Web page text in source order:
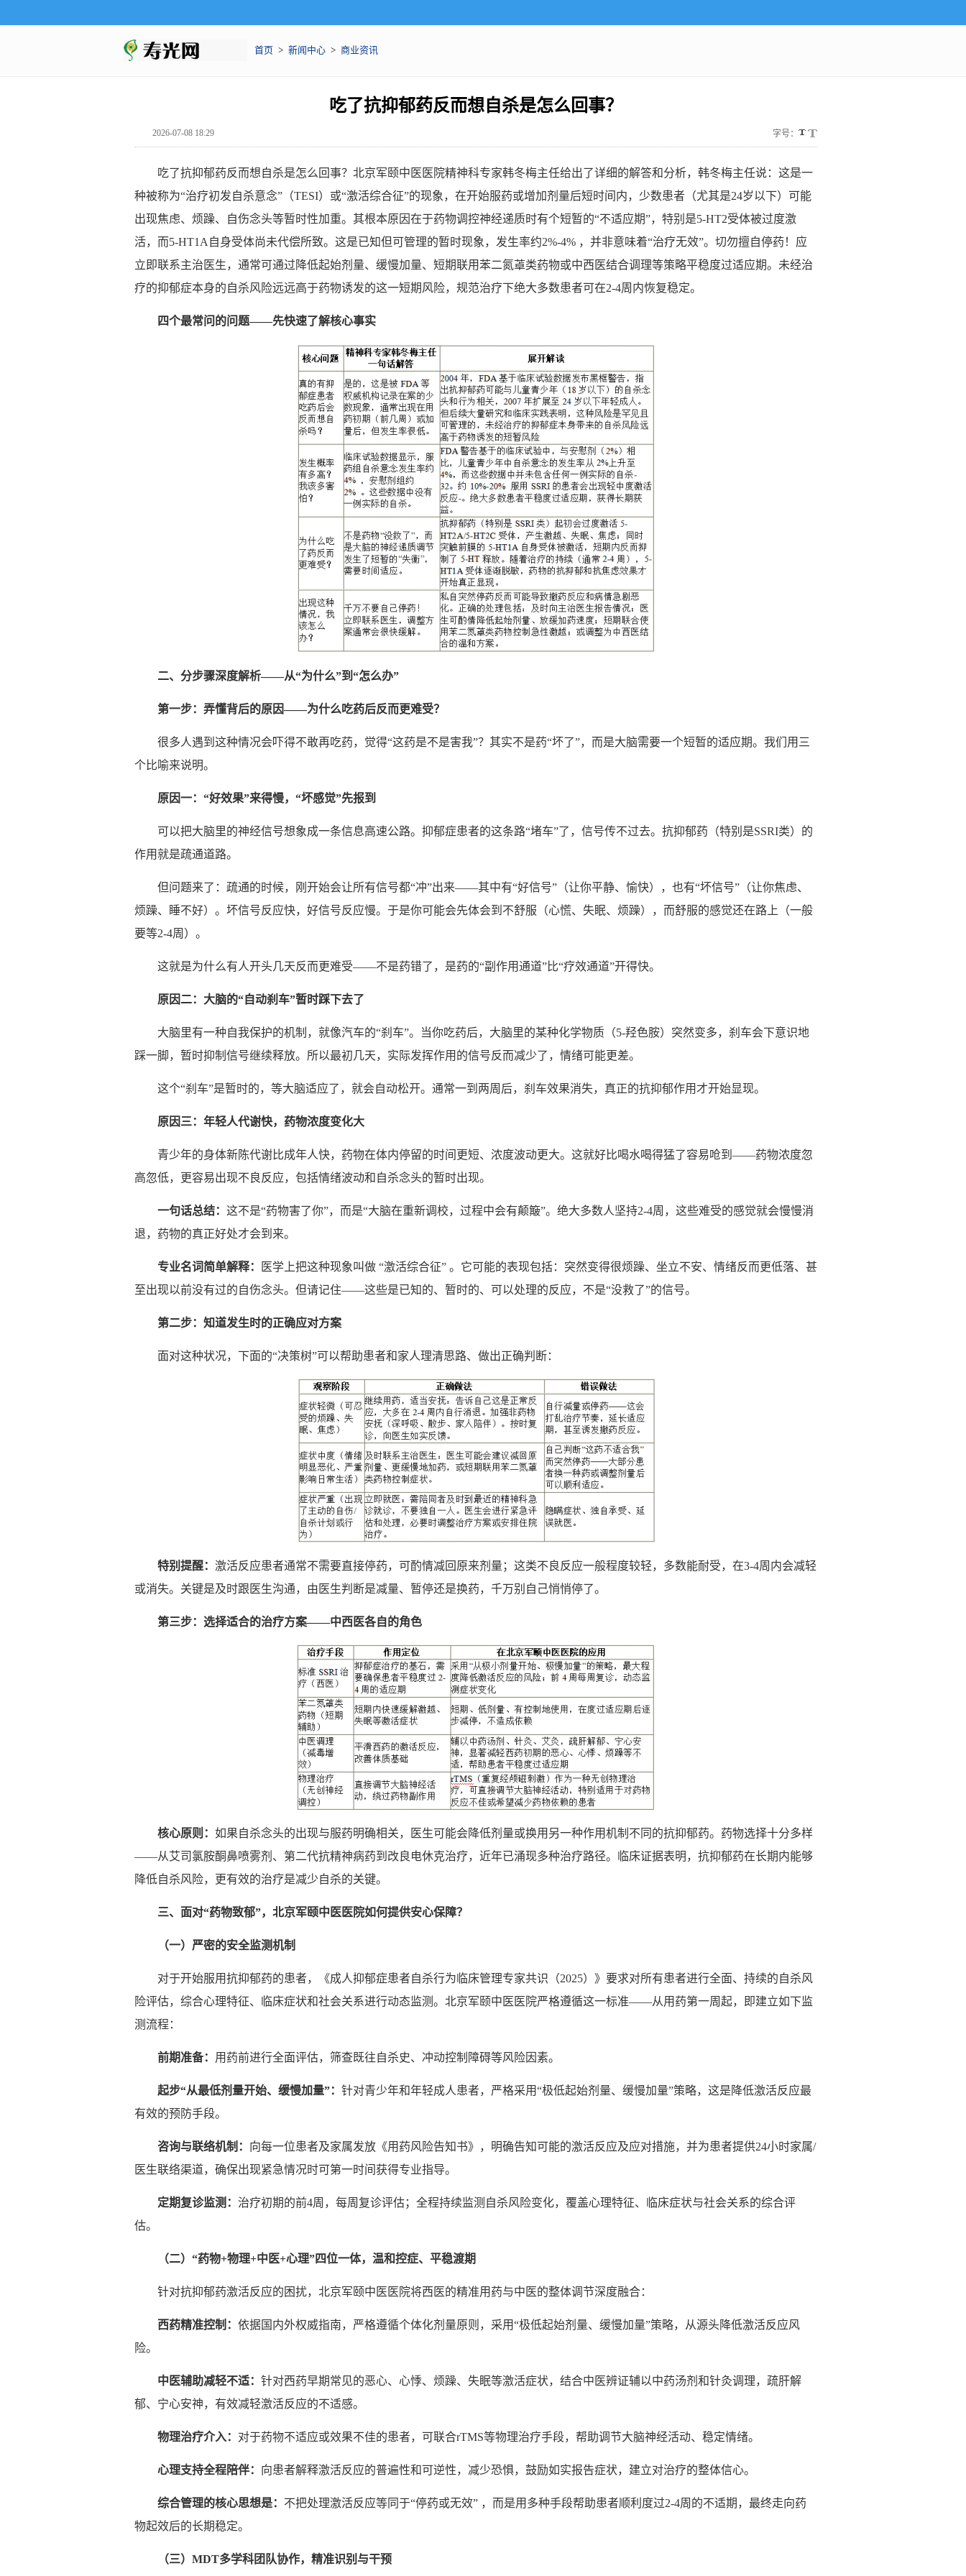
首页 > 新闻中心 > 商业资讯
吃了抗抑郁药反而想自杀是怎么回事？
2026-07-08 18:29 字号：
吃了抗抑郁药反而想自杀是怎么回事？北京军颐中医医院精神科专家韩冬梅主任给出了详细的解答和分析，韩冬梅主任说：这是一
种被称为“治疗初发自杀意念”（TESI）或“激活综合征”的现象，在开始服药或增加剂量后短时间内，少数患者（尤其是24岁以下）可能
出现焦虑、烦躁、自伤念头等暂时性加重。其根本原因在于药物调控神经递质时有个短暂的“不适应期”，特别是5-HT2受体被过度激
活，而5-HT1A自身受体尚未代偿所致。这是已知但可管理的暂时现象，发生率约2%-4% ，并非意味着“治疗无效”。切勿擅自停药！应
立即联系主治医生，通常可通过降低起始剂量、缓慢加量、短期联用苯二氮䓬类药物或中西医结合调理等策略平稳度过适应期。未经治
疗的抑郁症本身的自杀风险远远高于药物诱发的这一短期风险，规范治疗下绝大多数患者可在2-4周内恢复稳定。
四个最常问 的问题——先快速了解核心事实
二、分步骤深度解析——从“为什么”到 “怎么办”
第一步：弄懂背后的原因——为什么吃药后反而更难受？
很多人遇到这种情况会吓得不敢再吃药，觉得“这药是不是害我”？其实不是药“坏了”，而是大脑需要一个短暂的适应期。我们用三
个比喻来说明。
原因一： “好效果”来得慢， “坏感觉”先报到
可以把大脑里的神经信号想象成一条信息高速公路。抑郁症患者的这条路“堵车”了，信号传不过去。抗抑郁药（特别是SSRI类）的
作用就是疏通道路。
但问题来了：疏通的时候，刚开始会让所有信号都“冲”出来——其中有“好信号”（让你平静、愉快），也有“坏信号”（让你焦虑、
烦躁、睡不好）。坏信号反应快，好信号反应慢。于是你可能会先体会到不舒服（心慌、失眠、烦躁），而舒服的感觉还在路上（一般
要等2-4周）。
这就是为什么有人开头几天反而更难受——不是药错了，是药的“副作用通道”比“疗效通道”开得快。
原因二：大脑的“自动刹 车”暂时踩下去了
大脑里有一种自我保护的机制，就像汽车的“刹车”。当你吃药后，大脑里的某种化学物质（5-羟色胺）突然变多，刹车会下意识地
踩一脚，暂时抑制信号继续释放。所以最初几天，实际发挥作用的信号反而减少了，情绪可能更差。
这个“刹车”是暂时的，等大脑适应了，就会自动松开。通常一到两周后，刹车效果消失，真正的抗抑郁作用才开始显现。
原因三：年轻人代谢快， 药物浓度变化大
青少年的身体新陈代谢比成年人快，药物在体内停留的时间更短、浓度波动更大。这就好比喝水喝得猛了容易呛到——药物浓度忽
高忽低，更容易出现不良反应，包括情绪波动和自杀念头的暂时出现。
一句话总结： 这不是“药物害了你”，而是“大脑在重新调校，过程中会有颠簸”。绝大多数人坚持2-4周，这些难受的感觉就会慢慢消
退，药物的真正好处才会到来。
专业名词简单解释：
医学上把这种现象叫做 “激活综合征” 。它可能的表现包括：突然变得很烦躁、坐立不安、情绪反而更低落、甚
至出现以前没有过的自伤念头。但请记住——这些是已知的、暂时的、可以处理的反应，不是“没救了”的信号。
第二步：知道发生 时的正确应对方案
面对这种状况，下面的“决策树”可以帮助患者和家人理清思路、做出正确判断：
特别 提醒： 激活反应患者通常不需要直接停药，可酌情减回原来剂量；这类不良反应一般程度较轻，多数能耐受，在3-4周内会减轻
或消失。关键是及时跟医生沟通，由医生判断是减量、暂停还是换药，千万别自己悄悄停了。
第三步： 选择适合的治疗方案——中西医各自的角色
核心原则 ： 如果自杀念头的出现与服药明确相关，医生可能会降低剂量或换用另一种作用机制不同的抗抑郁药。药物选择十分多样
——从艾司氯胺酮鼻喷雾剂、第二代抗精神病药到改良电休克治疗，近年已涌现多种治疗路径。临床证据表明，抗抑郁药在长期内能够
降低自杀风险，更有效的治疗是减少自杀的关键。
三、面对“药物致郁”，北京军颐中医医院如何提供安心保障？
（一） 严密的安全监测机制
对于开始服用抗抑郁药的患者，《成人抑郁症患者自杀行为临床管理专家共识（2025）》要求对所有患者进行全面、持续的自杀风
险评估，综合心理特征、临床症状和社会关系进行动态监测。北京军颐中医医院严格遵循这一标准——从用药第一周起，即建立如下监
测流程：
前期准备： 用药前进行全面评估，筛查既往自杀史、冲动控制障碍等风险因素。
起步“从最低剂量开始、 缓慢加量”： 针对青少年和年轻成人患者，严格采用“极低起始剂量、缓慢加量”策略，这是降低激活反应最
有效的预防手段。
咨询与联络机制： 向每一位患者及家属发放《用药风险告知书》，明确告知可能的激活反应及应对措施，并为患者提供24小时家属/
医生联络渠道，确保出现紧急情况时可第一时间获得专业指导。
定期复诊监测 ： 治疗初期的前4周，每周复诊评估；全程持续监测自杀风险变化，覆盖心理特征、临床症状与社会关系的综合评
估。
（二） “药物+物理+中医+心理”四位一体，温和控症、平稳渡期
针对抗抑郁药激活反应的困扰，北京军颐中医医院将西医的精准用药与中医的整体调节深度融合：
西药精准控制： 依据国内外权威指南，严格遵循个体化剂量原则，采用“极低起始剂量、缓慢加量”策略，从源头降低激活反应风
险。
中医辅助减轻不适： 针对西药早期常见的恶心、心悸、烦躁、失眠等激活症状，结合中医辨证辅以中药汤剂和针灸调理，疏肝解
郁、宁心安神，有效减轻激活反应的不适感。
物理治疗介入： 对于药物不适应或效果不佳的患者，可联合rTMS等物理治疗手段，帮助调节大脑神经活动、稳定情绪。
心理支持全程陪伴： 向患者解释激活反应的普遍性和可逆性，减少恐惧，鼓励如实报告症状，建立对治疗的整体信心。
综合管理的核心思想是： 不把处理激活反应等同于“停药或无效” ，而是用多种手段帮助患者顺利度过2-4周的不适期，最终走向药
物起效后的长期稳定。
（三） MDT多学科团队协作，精准识别 与干预